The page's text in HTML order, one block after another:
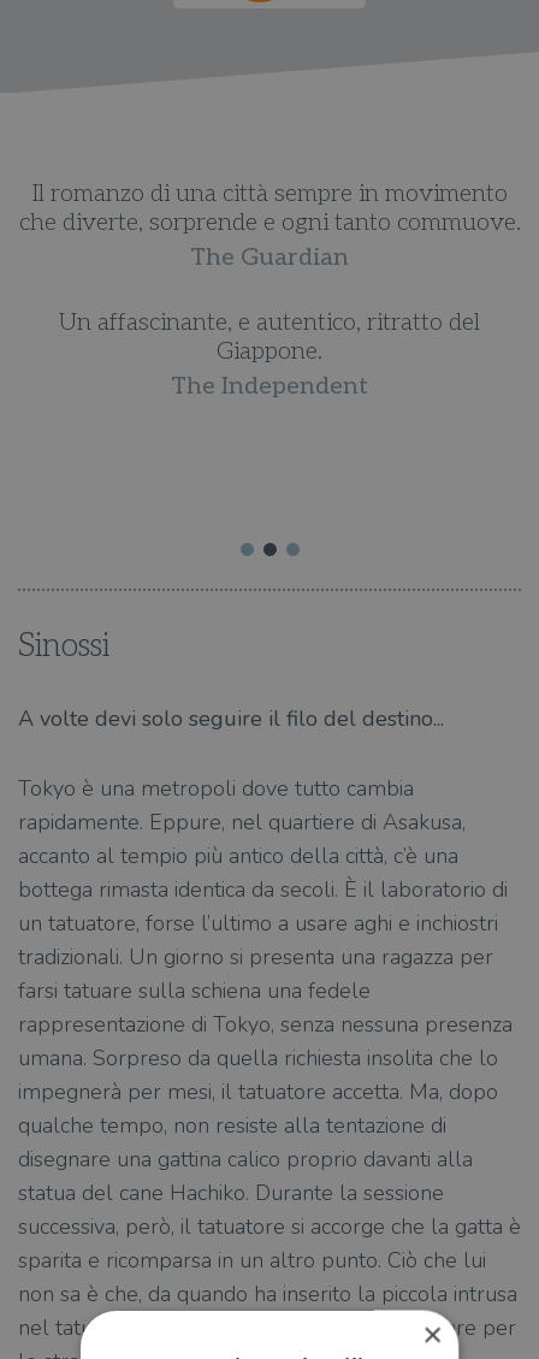
Il romanzo di una città sempre in movimento
che diverte, sorprende e ogni tanto commuove.
The Guardian
Un affascinante, e autentico, ritratto del
Giappone.
The Independent
Sinossi
A volte devi solo seguire il filo del destino...
Tokyo è una metropoli dove tutto cambia
rapidamente. Eppure, nel quartiere di Asakusa,
accanto al tempio più antico della città, c’è una
bottega rimasta identica da secoli. È il laboratorio di
un tatuatore, forse l’ultimo a usare aghi e inchiostri
tradizionali. Un giorno si presenta una ragazza per
farsi tatuare sulla schiena una fedele
rappresentazione di Tokyo, senza nessuna presenza
umana. Sorpreso da quella richiesta insolita che lo
impegnerà per mesi, il tatuatore accetta. Ma, dopo
qualche tempo, non resiste alla tentazione di
disegnare una gattina calico proprio davanti alla
statua del cane Hachiko. Durante la sessione
successiva, però, il tatuatore si accorge che la gatta è
sparita e ricomparsa in un altro punto. Ciò che lui
non sa è che, da quando ha inserito la piccola intrusa
nel tatuaggio, una gatta calico ha iniziato a girare per
×